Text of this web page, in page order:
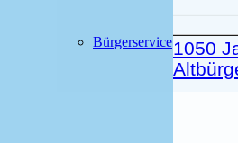
1050
Bürgerservice